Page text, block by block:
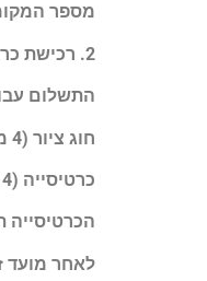
מספר
2. רכישת כרטיסיות ותשלום
התשלום
חוג ציור (4 מפגשים רצופים) – מחיר: 450 ₪ ל־4 מפגשים, לניצול במשך חודש.
כרטיסייה (4 מפגשים גמישים) – מחיר: 530 ₪.
לאחר מועד